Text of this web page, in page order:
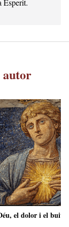
Esperit.
autor